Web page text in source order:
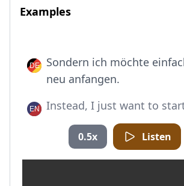
Examples
Sondern ich möchte
neu anfangen.
Instead, I just want to
0.5x Listen